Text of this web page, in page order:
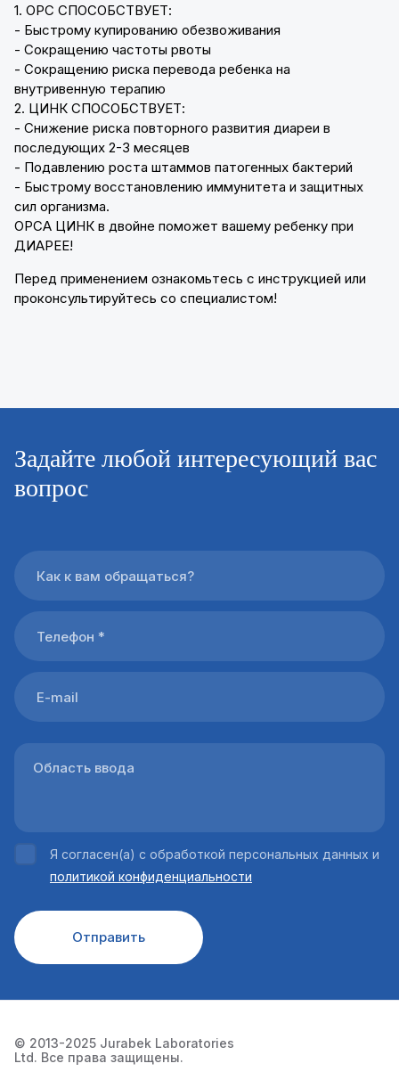
1. ОРС СПОСОБСТВУЕТ:
- Быстрому купированию обезвоживания
- Сокращению частоты рвоты
- Сокращению риска перевода ребенка на
внутривенную терапию
2. ЦИНК СПОСОБСТВУЕТ:
- Снижение риска повторного развития диареи в
последующих 2-3 месяцев
- Подавлению роста штаммов патогенных бактерий
- Быстрому восстановлению иммунитета и защитных
сил организма.
ОРСА ЦИНК в двойне поможет вашему ребенку при
ДИАРЕЕ!
Перед применением ознакомьтесь с инструкцией или
проконсультируйтесь со специалистом!
Задайте любой интересующий вас
вопрос
Я согласен(а) с обработкой персональных данных и
политикой конфиденциальности
Отправить
© 2013-2025 Jurabek Laboratories
Ltd. Все права защищены.